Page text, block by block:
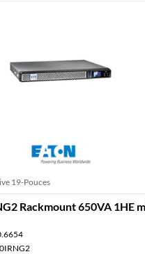
19-Pouces
Rackmount 650VA 1HE